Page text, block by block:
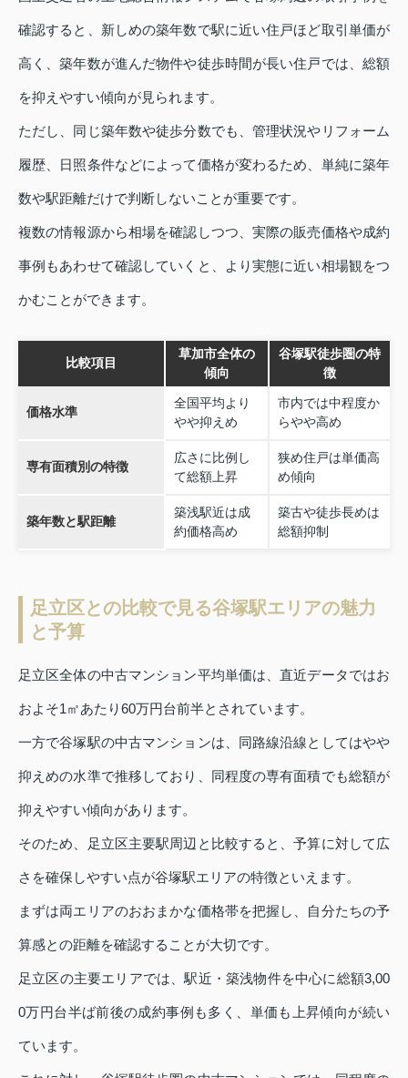
確認すると、新しめの築年数で駅に近い住戸ほど取引単価が
高く、築年数が進んだ物件や徒歩時間が長い住戸では、総額
を抑えやすい傾向が見られます。
ただし、同じ築年数や徒歩分数でも、管理状況やリフォーム
履歴、日照条件などによって価格が変わるため、単純に築年
数や駅距離だけで判断しないことが重要です。
複数の情報源から相場を確認しつつ、実際の販売価格や成約
事例もあわせて確認していくと、より実態に近い相場観をつ
かむことができます。
比較項目
草加市全体の
傾向
谷塚駅徒歩圏の特
徴
価格水準
全国平均より
やや抑えめ
市内では中程度か
らやや高め
専有面積別の特徴
広さに比例し
て総額上昇
狭め住戸は単価高
め傾向
築年数と駅距離
築浅駅近は成
約価格高め
築古や徒歩長めは
総額抑制
足立区との比較で見る谷塚駅エリアの魅力
と予算
足立区全体の中古マンション平均単価は、直近データではお
およそ1㎡あたり60万円台前半とされています。
一方で谷塚駅の中古マンションは、同路線沿線としてはやや
抑えめの水準で推移しており、同程度の専有面積でも総額が
抑えやすい傾向があります。
そのため、足立区主要駅周辺と比較すると、予算に対して広
さを確保しやすい点が谷塚駅エリアの特徴といえます。
まずは両エリアのおおまかな価格帯を把握し、自分たちの予
算感との距離を確認することが大切です。
足立区の主要エリアでは、駅近・築浅物件を中心に総額3,00
0万円台半ば前後の成約事例も多く、単価も上昇傾向が続い
ています。